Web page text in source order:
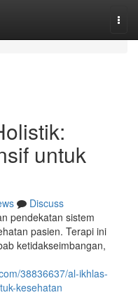
untuk
Discuss
pendekatan sistem
pasien. Terapi ini
ketidakseimbangan,
38836637/al-ikhlas-
kesehatan